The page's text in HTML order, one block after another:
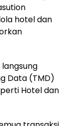
hotel dan
Data (TMD)
Hotel dan